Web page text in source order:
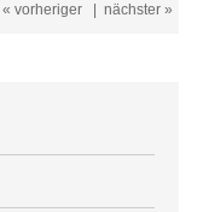
« vorheriger nächster »